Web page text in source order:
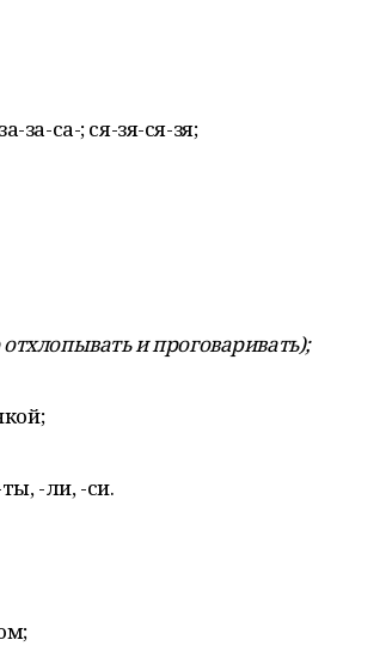
за-са-; ся-зя-ся-зя;
отхлопыватьипроговаривать);
-ли, -си.